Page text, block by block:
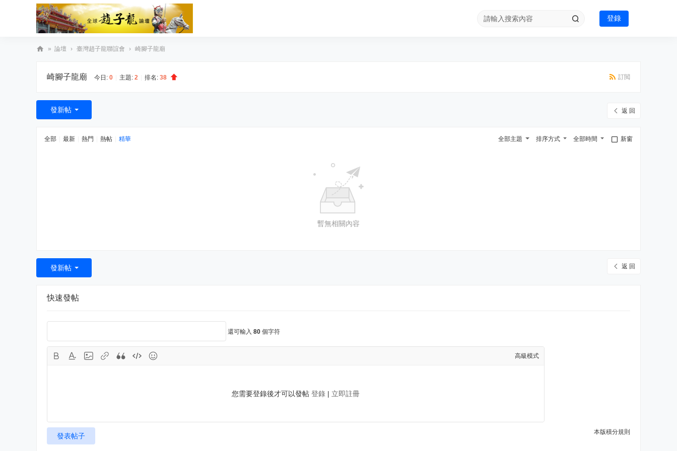
登錄
龍
» 論壇 › 臺灣趙子龍聯誼會 › 崎腳子龍廟
訂閲
崎腳子龍廟 今日: 0 主題: 2 排名: 38
返 回
發新帖
新窗
全部時間
排序方式
全部主題
全部 最新 熱門 熱帖 精華
暫無相關內容
返 回
發新帖
快速發帖
還可輸入 80 個字符
高級模式
您需要登錄後才可以發帖 登錄 | 立即註冊
本版積分規則
發表帖子